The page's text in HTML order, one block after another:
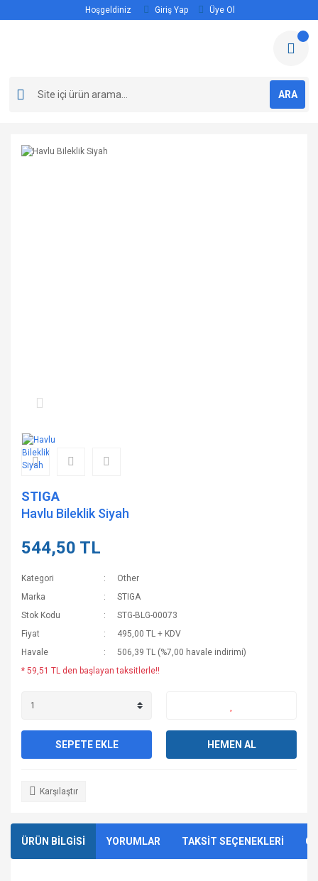
Hoşgeldiniz Giriş Yap Üye Ol
ARA
STIGA
Havlu Bileklik Siyah
544,50 TL
Kategori
Other
Marka
STIGA
Stok Kodu
STG-BLG-00073
Fiyat
495,00 TL + KDV
Havale
506,39 TL (%7,00 havale indirimi)
* 59,51 TL den başlayan taksitlerle!!
SEPETE EKLE HEMEN AL
Karşılaştır
ÜRÜN BİLGİSİ YORUMLAR TAKSİT SEÇENEKLERİ